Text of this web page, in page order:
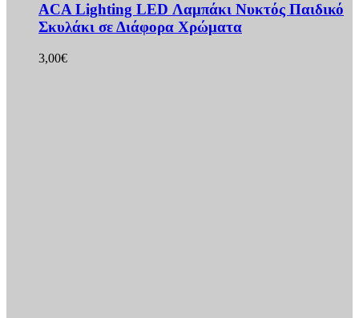
ACA Lighting LED Λαμπάκι Νυκτός Παιδικό
Σκυλάκι σε Διάφορα Χρώματα
3,00€